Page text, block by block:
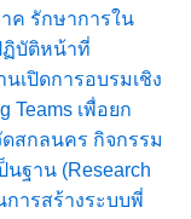
ค รักษาการใน
ฏิบัติหน้าที่
เปิดการอบรมเชิง
Teams เพื่อยก
สกลนคร กิจกรรม
นฐาน (Research
การสร้างระบบพี่